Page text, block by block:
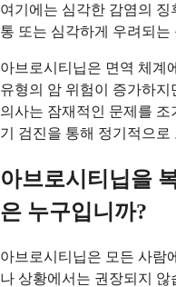
여기에는 심각한 감염의
통 또는 심각하게 우려되는
아브로시티닙은 면역 체계
유형의 암 위험이 증가하
의사는 잠재적인 문제를
기 검진을 통해 정기적으
아브로시티닙을
은 누구입니까?
아브로시티닙은 모든 사람
나 상황에서는 권장되지 않